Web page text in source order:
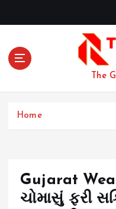
The
Home
Gujarat
ચોમાસું ફરી